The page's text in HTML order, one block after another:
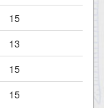
15
13
15
15